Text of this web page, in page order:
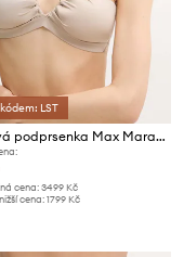
LST
Plavková podprsenka Max Mara Beachwear
cena:3499 Kč
cena:1799 Kč